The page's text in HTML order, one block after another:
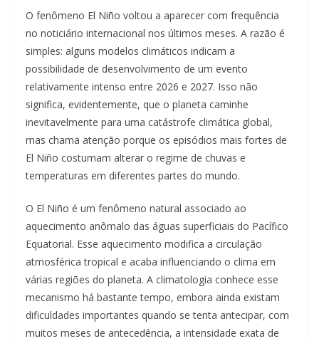
O fenômeno El Niño voltou a aparecer com frequência
no noticiário internacional nos últimos meses. A razão é
simples: alguns modelos climáticos indicam a
possibilidade de desenvolvimento de um evento
relativamente intenso entre 2026 e 2027. Isso não
significa, evidentemente, que o planeta caminhe
inevitavelmente para uma catástrofe climática global,
mas chama atenção porque os episódios mais fortes de
El Niño costumam alterar o regime de chuvas e
temperaturas em diferentes partes do mundo.
O El Niño é um fenômeno natural associado ao
aquecimento anômalo das águas superficiais do Pacífico
Equatorial. Esse aquecimento modifica a circulação
atmosférica tropical e acaba influenciando o clima em
várias regiões do planeta. A climatologia conhece esse
mecanismo há bastante tempo, embora ainda existam
dificuldades importantes quando se tenta antecipar, com
muitos meses de antecedência, a intensidade exata de